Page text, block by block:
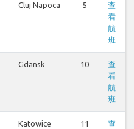
Cluj Napoca 5
查
看
航
班
Gdansk 10
查
看
航
班
Katowice 11
查